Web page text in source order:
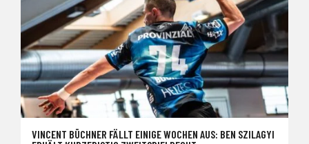
VINCENT BÜCHNER FÄLLT EINIGE WOCHEN AUS: BEN SZILAGYI